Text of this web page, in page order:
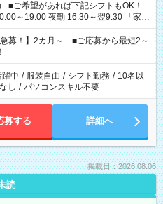
～19:00 夜勤 16:30～翌9:30 「家族
裕を持って夕飯の準備がしたい」
い」 など、ご希望を教えてください
務時間。 合計で週40時間を超える場
急募！】2カ月～ ■ご応募から最短2～
中 / 服装自由 / シフト勤務 / 10名以
し / パソコンスキル不要
募する 詳細へ
掲載日：2026.08.06
読